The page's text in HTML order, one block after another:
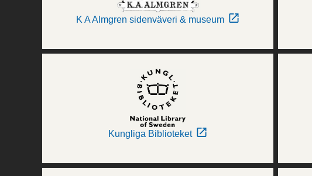
K A Almgren sidenväveri & museum
Kungliga Biblioteket